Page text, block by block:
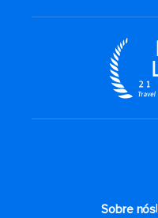
Sobre nós|